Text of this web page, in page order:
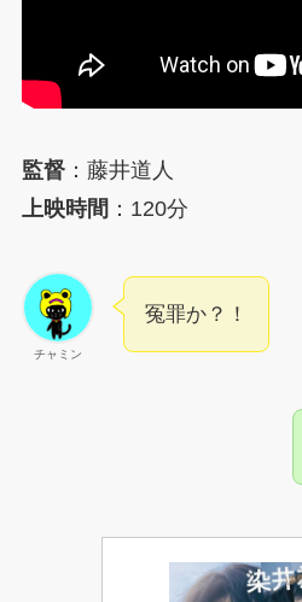
監督：藤井道人
上映時間 ：120分
チャミン
冤罪か？！